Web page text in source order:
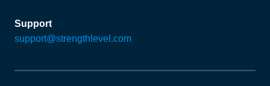
Support
support@strengthlevel.com